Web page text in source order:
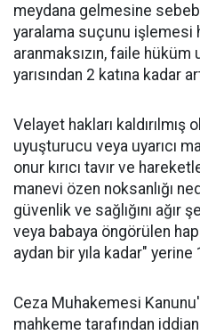
meydana gelmesine
yaralama suçunu işlemesi
aranmaksızın, faile
yarısından 2 katına kadar
Velayet hakları
uyuşturucu veya uyarıcı
onur kırıcı tavır ve
manevi özen noksanlığı
güvenlik ve sağlığını ağır
veya babaya öngörülen
aydan bir yıla kadar" yerine
Ceza Muhakemesi
mahkeme tarafından